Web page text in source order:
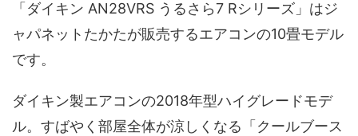
「ダイキン AN28VRS うるさら7 Rシリーズ」はジ
ャパネットたかたが販売するエアコンの10畳モデル
です。
ダイキン製エアコンの2018年型ハイグレードモデ
ル。すばやく部屋全体が涼しくなる「クールブース